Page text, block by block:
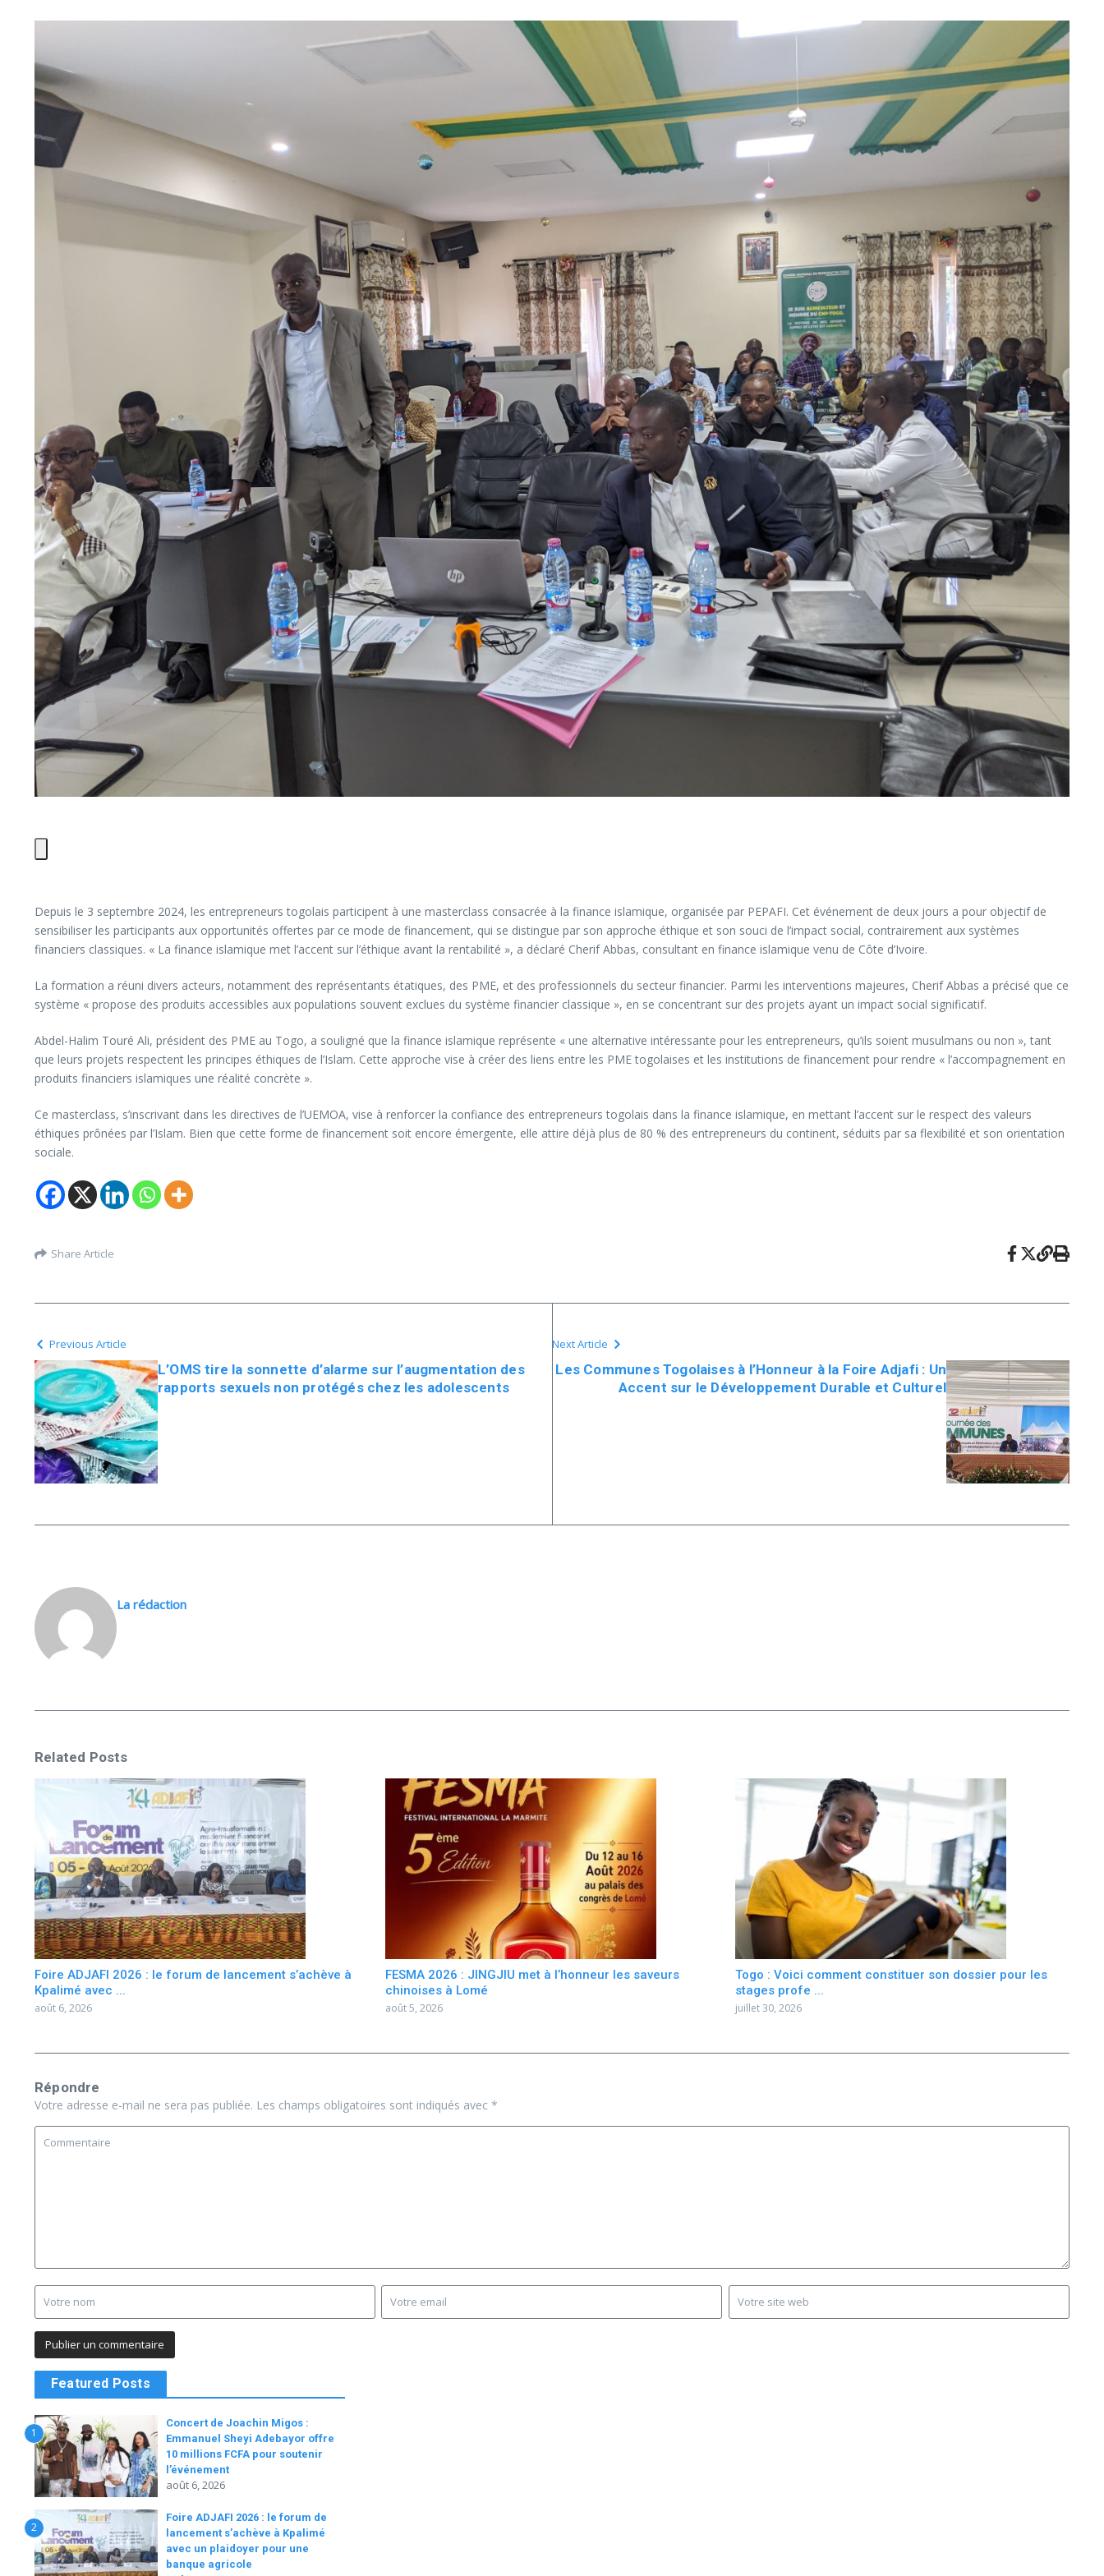
Depuis le 3 septembre 2024, les entrepreneurs togolais participent à une masterclass consacrée à la finance islamique, organisée par PEPAFI. Cet événement de deux jours a pour objectif de
sensibiliser les participants aux opportunités offertes par ce mode de financement, qui se distingue par son approche éthique et son souci de l’impact social, contrairement aux systèmes
financiers classiques. « La finance islamique met l’accent sur l’éthique avant la rentabilité », a déclaré Cherif Abbas, consultant en finance islamique venu de Côte d’Ivoire.
La formation a réuni divers acteurs, notamment des représentants étatiques, des PME, et des professionnels du secteur financier. Parmi les interventions majeures, Cherif Abbas a précisé que ce
système « propose des produits accessibles aux populations souvent exclues du système financier classique », en se concentrant sur des projets ayant un impact social significatif.
Abdel-Halim Touré Ali, président des PME au Togo, a souligné que la finance islamique représente « une alternative intéressante pour les entrepreneurs, qu’ils soient musulmans ou non », tant
que leurs projets respectent les principes éthiques de l’Islam. Cette approche vise à créer des liens entre les PME togolaises et les institutions de financement pour rendre « l’accompagnement en
produits financiers islamiques une réalité concrète ».
Ce masterclass, s’inscrivant dans les directives de l’UEMOA, vise à renforcer la confiance des entrepreneurs togolais dans la finance islamique, en mettant l’accent sur le respect des valeurs
éthiques prônées par l’Islam. Bien que cette forme de financement soit encore émergente, elle attire déjà plus de 80 % des entrepreneurs du continent, séduits par sa flexibilité et son orientation
sociale.
Share Article
Previous Article
L’OMS tire la sonnette d’alarme sur l’augmentation des
rapports sexuels non protégés chez les adolescents
Next Article
Les Communes Togolaises à l’Honneur à la Foire Adjafi : Un
Accent sur le Développement Durable et Culturel
La rédaction
Related Posts
Foire ADJAFI 2026 : le forum de lancement s’achève à
Kpalimé avec ...
août 6, 2026
FESMA 2026 : JINGJIU met à l’honneur les saveurs
chinoises à Lomé
août 5, 2026
Togo : Voici comment constituer son dossier pour les
stages profe ...
juillet 30, 2026
Répondre
Votre adresse e-mail ne sera pas publiée. Les champs obligatoires sont indiqués avec *
Featured Posts
1
Concert de Joachin Migos :
Emmanuel Sheyi Adebayor offre
10 millions FCFA pour soutenir
l’événement
août 6, 2026
2
Foire ADJAFI 2026 : le forum de
lancement s’achève à Kpalimé
avec un plaidoyer pour une
banque agricole